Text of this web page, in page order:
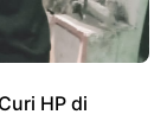
HP di